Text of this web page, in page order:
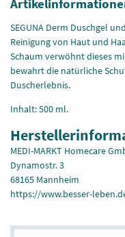
SEGUNA Derm Duschgel
Reinigung von Haut und
Schaum verwöhnt dieses
bewahrt die natürliche
Duscherlebnis.
Inhalt: 500 ml.
MEDI-MARKT Homecare
Dynamostr. 3
68165 Mannheim
https://www.besser-